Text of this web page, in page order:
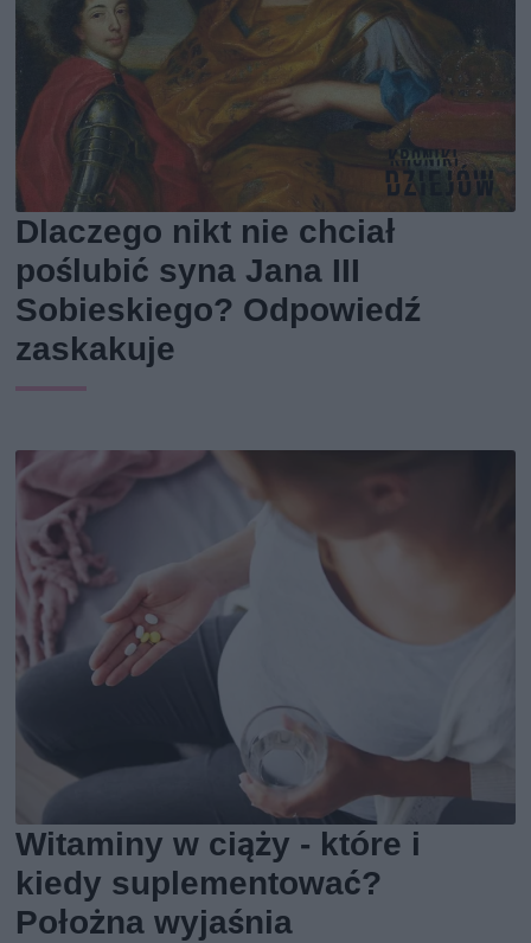
Dlaczego nikt nie chciał
poślubić syna Jana III
Sobieskiego? Odpowiedź
zaskakuje
Witaminy w ciąży - które i
kiedy suplementować?
Położna wyjaśnia